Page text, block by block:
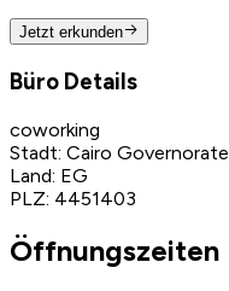
Jetzt erkunden
Büro Details
coworking
Stadt: Cairo Governorate
Land: EG
PLZ: 4451403
Öffnungszeiten